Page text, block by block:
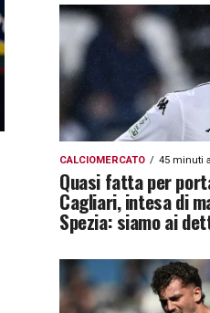
CALCIOMERCATO 45 minuti
Quasi fatta per
Cagliari, intesa di
Spezia: siamo ai